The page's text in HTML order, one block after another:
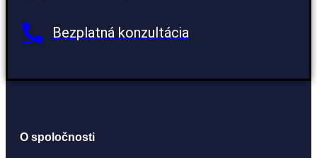
Bezplatná konzultácia
O spoločnosti